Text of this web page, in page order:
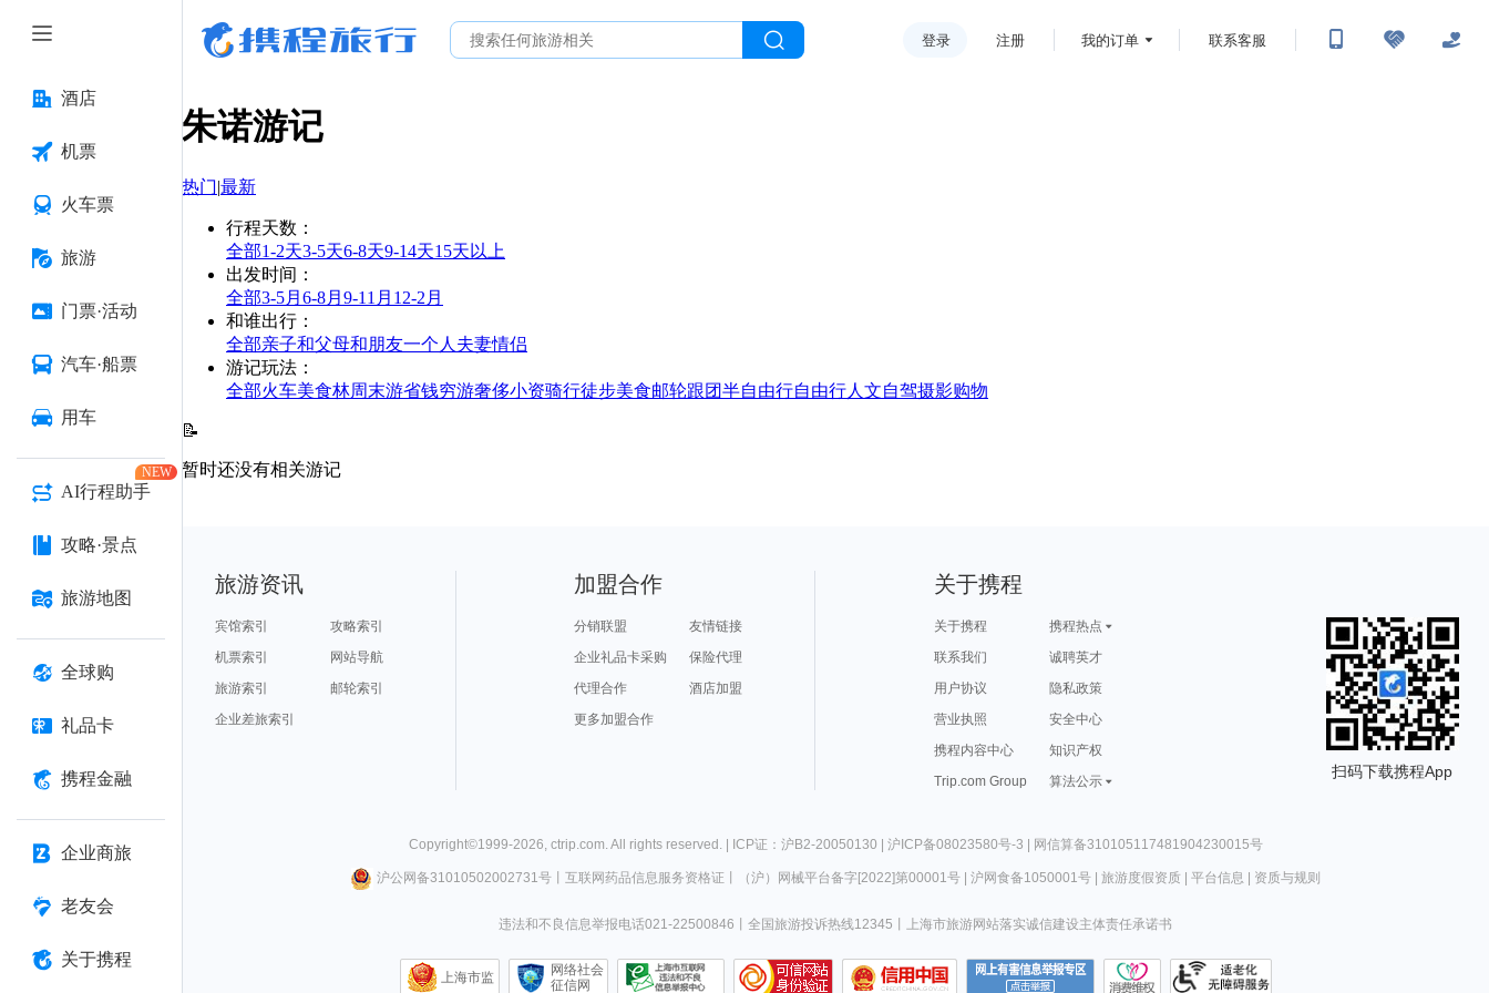
酒店
机票
火车票
旅游
门票·活动
汽车·船票
用车
AI行程助手
NEW
攻略·景点
旅游地图
全球购
礼品卡
携程金融
企业商旅
老友会
关于携程
登录 注册 我的订单 联系客服
朱诺游记
热门|最新
行程天数 ：
全部1-2天3-5天6-8天9-14天15天以上
出发时间 ：
全部3-5月 6-8月 9-11月 12-2月
和谁出行 ：
全部亲子和父母和朋友一个人 夫妻情侣
游记玩法 ：
全部火车美食林周末游省钱穷游奢侈小资骑行徒步美食邮轮跟团半自由行自由行人文自驾摄影购物
📝
暂时还没有相关游记
旅游资讯
宾馆索引
攻略索引
机票索引
网站导航
旅游索引
邮轮索引
企业差旅索引
加盟合作
分销联盟
友情链接
企业礼品卡采购
保险代理
代理合作
酒店加盟
更多加盟合作
关于携程
关于携程
携程热点
联系我们
诚聘英才
用户协议
隐私政策
营业执照
安全中心
携程内容中心
知识产权
Trip.com Group
算法公示
扫码下载携程App
Copyright©1999-2026, ctrip.com. All rights reserved. | ICP证：沪B2-20050130 | 沪ICP备08023580号-3 | 网信算备310105117481904230015号
沪公网备31010502002731号丨 互联网药品信息服务资格证 （沪）网械平台备字[2022]第00001号| 沪网食备1050001号| 旅游度假资质| 平台信息 资质与规则
违法和不良信息举报电话021-22500846 全国旅游投诉热线12345 上海市旅游网站落实诚信建设主体责任承诺书
上海市监
网络社会
征信网